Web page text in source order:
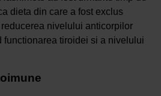
dieta din care a fost exclus
nivelului anticorpilor
functionarea tiroidei si a nivelului